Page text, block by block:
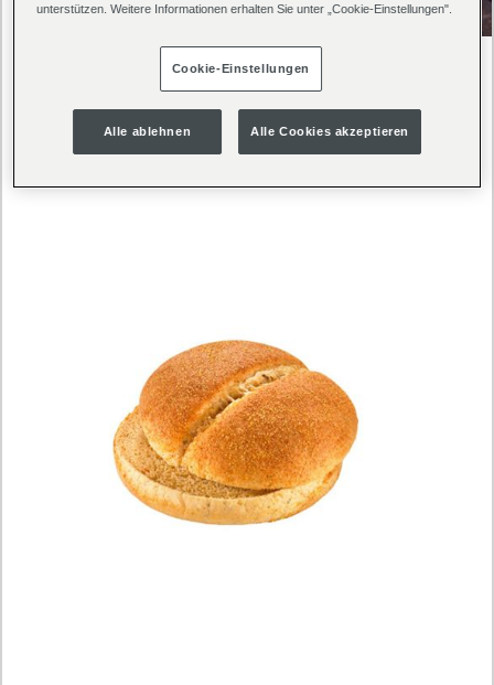
unterstützen. Weitere Informationen erhalten Sie unter „Cookie-Einstellungen".
Cookie-Einstellungen
Alle ablehnen Alle Cookies akzeptieren